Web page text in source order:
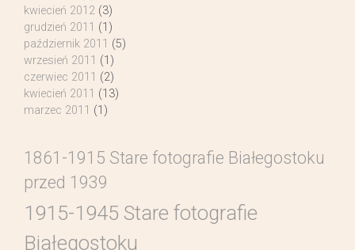
kwiecień 2012 (3)
grudzień 2011 (1)
październik 2011 (5)
wrzesień 2011 (1)
czerwiec 2011 (2)
kwiecień 2011 (13)
marzec 2011 (1)
1861-1915 Stare fotografie Białegostoku
przed 1939
1915-1945 Stare fotografie
Białegostoku